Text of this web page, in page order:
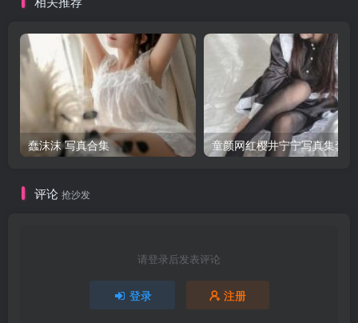
蠢沫沫 写真合集 童颜网红樱井宁宁写真集套图
评论 抢沙发
请登录后发表评论
登录 注册